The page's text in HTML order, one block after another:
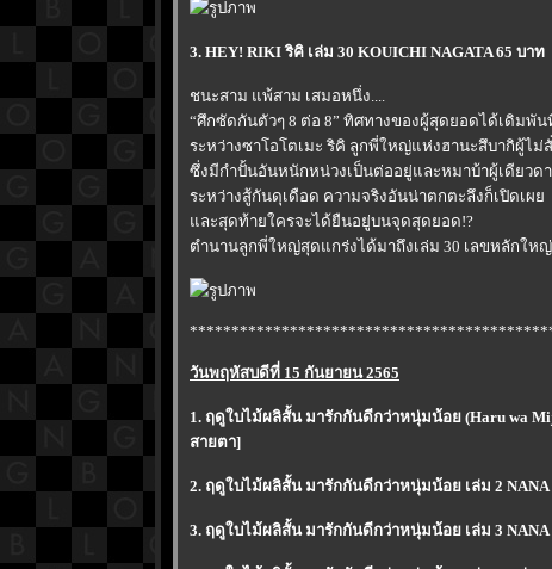
3. HEY! RIKI ริคิ เล่ม 30 KOUICHI NAGATA 65 บาท
ชนะสาม แพ้สาม เสมอหนึ่ง....
“ศึกซัดกันตัวๆ 8 ต่อ 8” ทิศทางของผู้สุดยอดได้เดิมพั
ระหว่างซาโอโตเมะ ริคิ ลูกพี่ใหญ่แห่งฮานะสึบากิผู้ไม่
ซึ่งมีกำปั้นอันหนักหน่วงเป็นต่ออยู่และหมาบ้าผู้เดียวดา
ระหว่างสู้กันดุเดือด ความจริงอันน่าตกตะลึงก็เปิดเผ
ละสุดท้ายใครจะได้ยืนอยู่บนจุดสุดยอด!?
ตำนานลูกพี่ใหญ่สุดแกร่งได้มาถึงเล่ม 30 เลขหลักให
วันพฤหัสบดีที่ 15 กันยายน 2565
1. ฤดูใบไม้ผลิสั้น มารักกันดีกว่าหนุ่มน้อย (Haru wa
สายตา]
2. ฤดูใบไม้ผลิสั้น มารักกันดีกว่าหนุ่มน้อย เล่ม 2
3. ฤดูใบไม้ผลิสั้น มารักกันดีกว่าหนุ่มน้อย เล่ม 3